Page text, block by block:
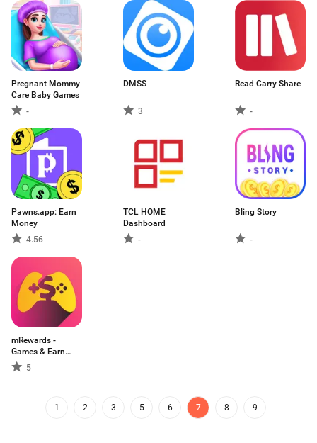
Pregnant Mommy
Care Baby Games
-
DMSS
3
Read Carry Share
-
Pawns.app: Earn
Money
4.56
TCL HOME
Dashboard
-
Bling Story
-
mRewards -
Games & Earn
Money
5
1 2 3 5 6 7 8 9